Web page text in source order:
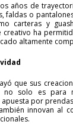
años de
faldas o
carteras y
creativo ha
altamente
que sus
no solo es para
apuesta por
innovan al